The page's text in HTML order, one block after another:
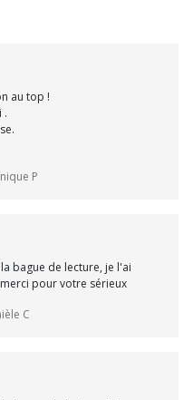
au top !
.
P
bague de lecture, je l'ai
pour votre sérieux
C